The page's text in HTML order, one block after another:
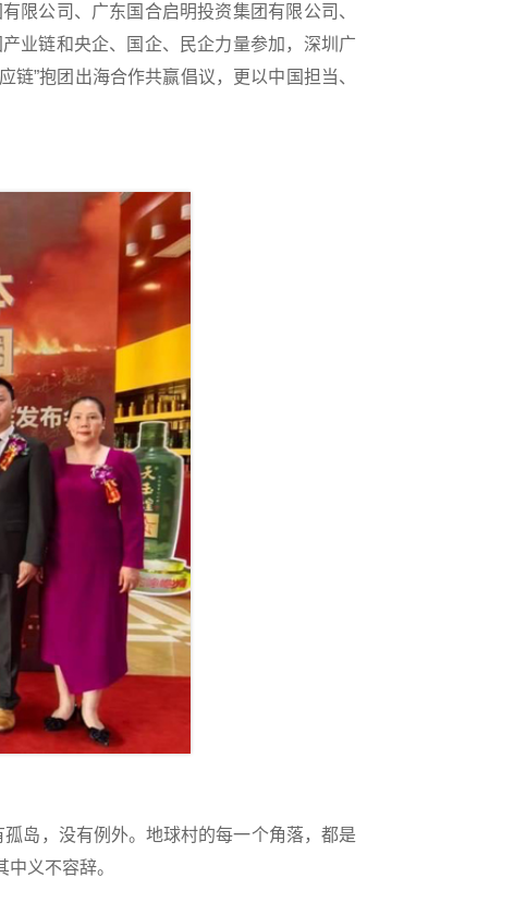
限公司、广东国合启明投资集团有限公司、
业链和央企、国企、民企力量参加，深圳广
”抱团出海合作共赢倡议，更以中国担当、
岛，没有例外。地球村的每一个角落，都是
义不容辞。